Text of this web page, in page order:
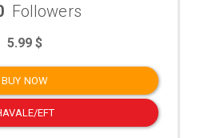
Followers
5.99 $
BUY NOW
EFT